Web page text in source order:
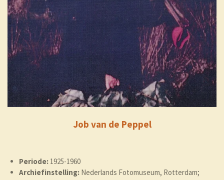
Job van de Peppel
Periode: 1925-1960
Archiefinstelling:Nederlands Fotomuseum, Rotterdam;